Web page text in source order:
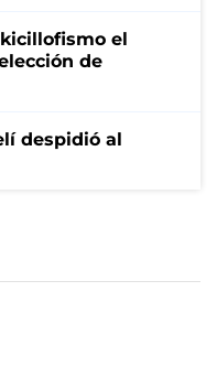
el
de
despidió al